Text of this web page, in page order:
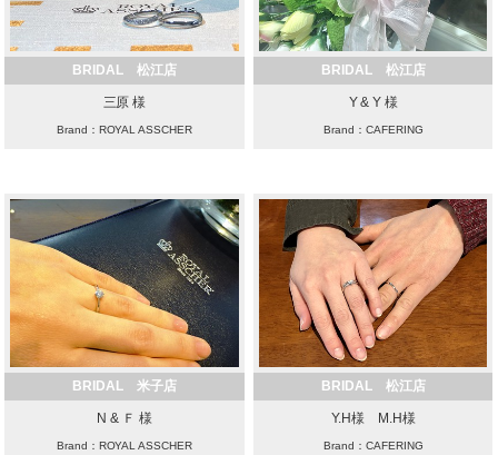
BRIDAL 松江店
三原 様
Brand：ROYAL ASSCHER
BRIDAL 松江店
Y & Y 様
Brand：CAFERING
BRIDAL 米子店
N & Ｆ 様
Brand：ROYAL ASSCHER
BRIDAL 松江店
Y.H様 M.H様
Brand：CAFERING